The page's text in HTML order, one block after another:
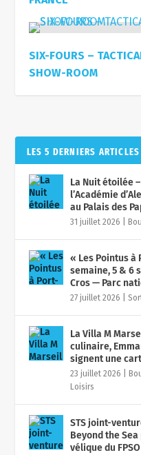
SIX-FOURS –
SHOW-ROOM
LES 5 DERNIERS ARTICLES
La Nuit étoilée
l’Académie
au Palais des
31 juillet 2026
« Les Pointus à
semaine, 5 & 6
Cros — Parc
27 juillet 2026 |
La Villa M
culinaire,
signent une
23 juillet 2026
Loisirs
STS joint-
Beyond the
vélique du